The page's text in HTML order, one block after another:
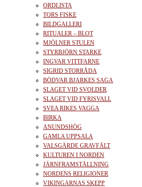
ORDLISTA
TORS FISKE
BILDGALLERI
RITUALER – BLOT
MJÖLNER STULEN
STYRBJÖRN STARKE
INGVAR VITTFARNE
SIGRID STORRÅDA
BÖDVAR BJARKES SAGA
SLAGET VID SVOLDER
SLAGET VID FYRISVALL
SVEA RIKES VAGGA
BIRKA
ANUNDSHÖG
GAMLA UPPSALA
VALSGÄRDE GRAVFÄLT
KULTUREN I NORDEN
JÄRNFRAMSTÄLLNING
NORDENS RELIGIONER
VIKINGARNAS SKEPP